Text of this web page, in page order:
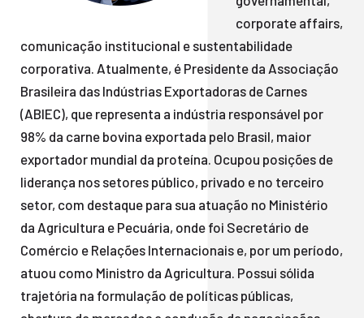
corporate affairs,
comunicação institucional e sustentabilidade
corporativa. Atualmente, é Presidente da Associação
Brasileira das Indústrias Exportadoras de Carnes
(ABIEC), que representa a indústria responsável por
98% da carne bovina exportada pelo Brasil, maior
exportador mundial da proteína. Ocupou posições de
liderança nos setores público, privado e no terceiro
setor, com destaque para sua atuação no Ministério
da Agricultura e Pecuária, onde foi Secretário de
Comércio e Relações Internacionais e, por um período,
atuou como Ministro da Agricultura. Possui sólida
trajetória na formulação de políticas públicas,